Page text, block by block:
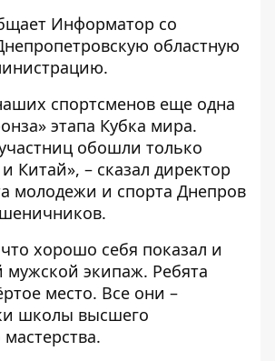
Информатор со
областную
спортсменов еще одна
этапа Кубка мира.
обошли только
Китай», – сказал директор
молодежи и спорта Днепров
хорошо себя показал и
мужской экипаж. Ребята
место. Все они –
школы высшего